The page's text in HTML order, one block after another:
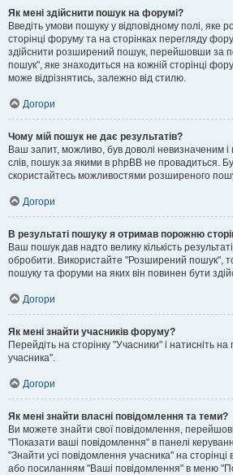
Як мені здійснити пошук на форумі?
Введіть умови пошуку у відповідному полі, яке
сторінці форуму та на сторінках перегляду
здійснити розширений пошук, перейшовши за
пошук", яке знаходиться на кожній сторінці
може відрізнятись, залежно від стилю.
Догори
Чому мій пошук не дає результатів?
Ваш запит, можливо, був доволі невизначеним і
слів, пошук за якими в phpBB не провадиться.
скористайтесь можливостями розширеного
Догори
В результаті пошуку я отримав порожню
Ваш пошук дав надто велику кількість
обробити. Використайте "Розширений пошук",
пошуку та форуми на яких він повинен бути
Догори
Як мені знайти учасників форуму?
Перейдіть на сторінку "Учасники" і натисніть
учасника".
Догори
Як мені знайти власні повідомлення та теми?
Ви можете знайти свої повідомлення,
"Показати ваші повідомлення" в панелі
"Знайти усі повідомлення учасника" на
або посиланням "Ваші повідомлення" в меню